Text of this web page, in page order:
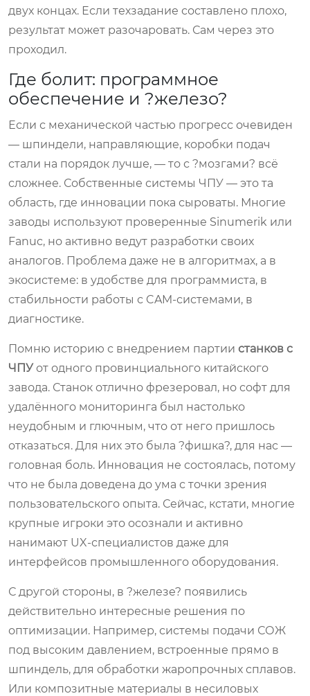
двух концах. Если техзадание составлено плохо,
результат может разочаровать. Сам через это
проходил.
Где болит: программное
обеспечение и ?железо?
Если с механической частью прогресс очевиден
— шпиндели, направляющие, коробки подач
стали на порядок лучше, — то с ?мозгами? всё
сложнее. Собственные системы ЧПУ — это та
область, где инновации пока сыроваты. Многие
заводы используют проверенные Sinumerik или
Fanuc, но активно ведут разработки своих
аналогов. Проблема даже не в алгоритмах, а в
экосистеме: в удобстве для программиста, в
стабильности работы с CAM-системами, в
диагностике.
Помню историю с внедрением партии станков с
ЧПУот одного провинциального китайского
завода. Станок отлично фрезеровал, но софт для
удалённого мониторинга был настолько
неудобным и глючным, что от него пришлось
отказаться. Для них это была ?фишка?, для нас —
головная боль. Инновация не состоялась, потому
что не была доведена до ума с точки зрения
пользовательского опыта. Сейчас, кстати, многие
крупные игроки это осознали и активно
нанимают UX-специалистов даже для
интерфейсов промышленного оборудования.
С другой стороны, в ?железе? появились
действительно интересные решения по
оптимизации. Например, системы подачи СОЖ
под высоким давлением, встроенные прямо в
шпиндель, для обработки жаропрочных сплавов.
Или композитные материалы в несиловых